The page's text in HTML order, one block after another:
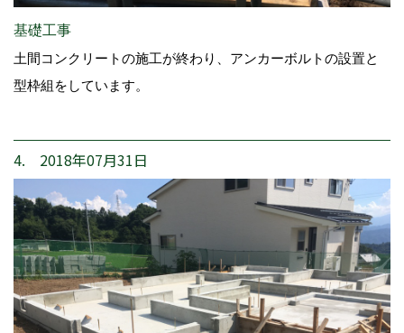
基礎工事
土間コンクリートの施工が終わり、アンカーボルトの設置と
型枠組をしています。
4. 2018年07月31日